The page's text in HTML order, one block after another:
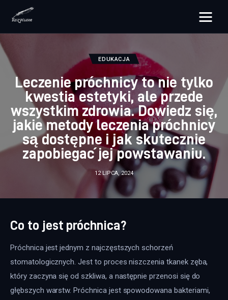
rozpisane.pl
Lifestyle
Zdrowie
Uroda
Dom i ogród
EDUKACJA
Leczenie próchnicy to nie tylko
kwestia estetyki, ale przede
wszystkim zdrowia. Dowiedz się,
jakie metody leczenia próchnicy
są dostępne i jak skutecznie
zapobiegać jej powstawaniu.
12 LIPCA, 2024
Co to jest próchnica?
Próchnica jest jednym z najczęstszych schorzeń
stomatologicznych. Jest to proces niszczenia tkanek zęba,
który zaczyna się od szkliwa, a następnie przenosi się do
głębszych warstw. Próchnica jest spowodowana bakteriami,